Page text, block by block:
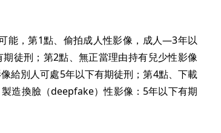
能，第1點、偷拍成人性影像，成人—3年以
徒刑；第2點、無正當理由持有兒少性影像
給別人可處5年以下有期徒刑；第4點、下載
造換臉（deepfake）性影像：5年以下有期